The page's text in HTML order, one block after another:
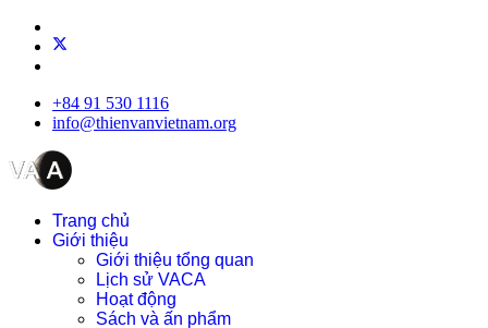
+84 91 530 1116
info@thienvanvietnam.org
Trang chủ
Giới thiệu
Giới thiệu tổng quan
Lịch sử VACA
Hoạt động
Sách và ấn phẩm